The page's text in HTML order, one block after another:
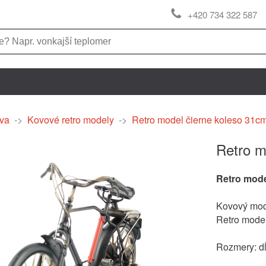
+420 734 322 587
-> Kovové retro modely -> Retro model čierne koleso
Retro
Retro
Kovový
Retro
Rozmery: